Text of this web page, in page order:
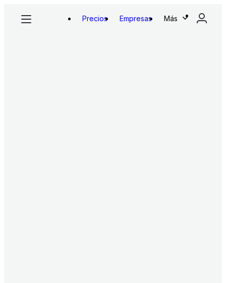
Precios Empresas Más